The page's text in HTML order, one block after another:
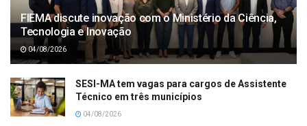
FIEMA discute inovação com o Ministério da Ciência,
Tecnologia e Inovação
04/08/2026
SESI-MA tem vagas para cargos de Assistente
Técnico em três municípios
04/08/2026